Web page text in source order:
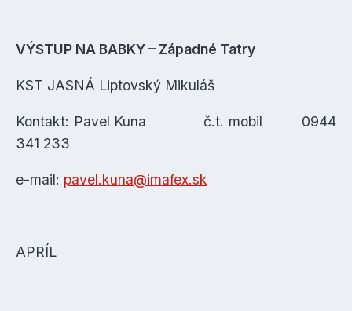
VÝSTUP NA BABKY – Západné Tatry
KST JASNÁ Liptovský Mikuláš
Kontakt: Pavel Kuna č.t. mobil 0944
341 233
e-mail: pavel.kuna@imafex.sk
APRÍL